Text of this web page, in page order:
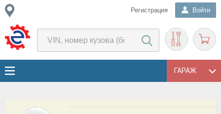
Регистрация Войти
ГАРАЖ